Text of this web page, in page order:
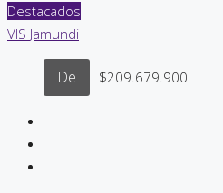
Destacados
VIS Jamundi
De $209.679.900